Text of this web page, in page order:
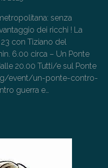
senza
dei ricchi ! La
con Tiziano del
6.00 circa – Un Ponte
20.00 Tutti/e sul Ponte
event/un-ponte-contro-
guerra e…